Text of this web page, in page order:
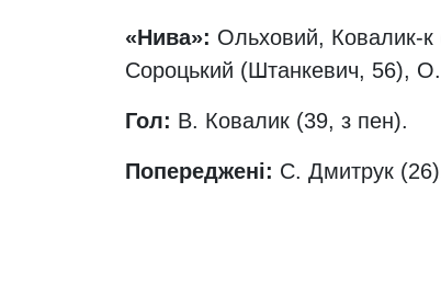
«Нива»: Ольховий, Ковалик-
Сороцький (Штанкевич, 56),
Гол: В. Ковалик (39, з пен).
Попереджені: С. Дмитрук